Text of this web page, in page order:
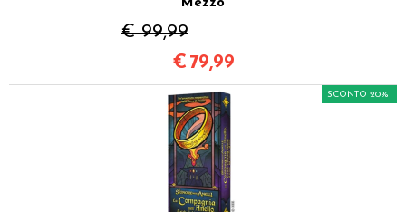
Mezzo
€ 99,99
€ 79,99
SCONTO 20%